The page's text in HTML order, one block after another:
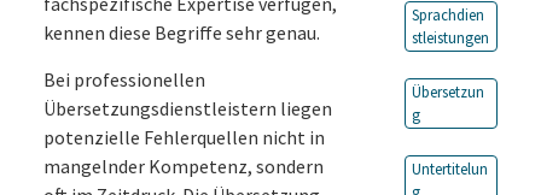
kennen diese Begriffe sehr genau.
Bei professionellen
Übersetzungsdienstleistern liegen
potenzielle Fehlerquellen nicht in
mangelnder Kompetenz, sondern
Sprachdien
stleistungen
Übersetzun
g
Untertitelun